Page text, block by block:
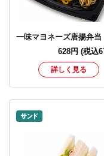
一味マヨネーズ唐揚弁当
628円(税込
詳しく見る